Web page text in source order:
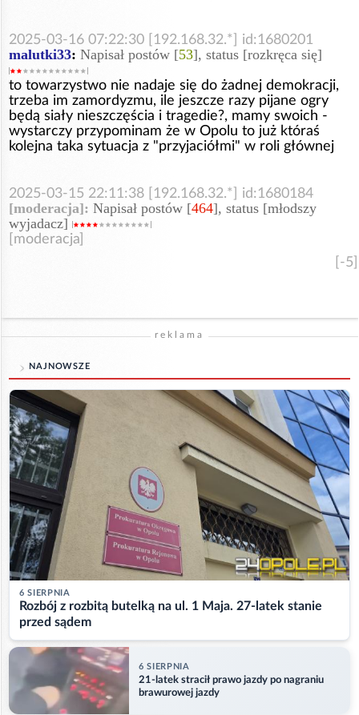
2025-03-16 07:22:30 [192.168.32.*] id:1680201
malutki33: Napisał postów [53], status [rozkręca się]
to towarzystwo nie nadaje się do żadnej demokracji,
trzeba im zamordyzmu, ile jeszcze razy pijane ogry
będą siały nieszczęścia i tragedie?, mamy swoich -
wystarczy przypominam że w Opolu to już któraś
kolejna taka sytuacja z "przyjaciółmi" w roli głównej
2025-03-15 22:11:38 [192.168.32.*] id:1680184
[moderacja]: Napisał postów [464], status [młodszy
wyjadacz]
[moderacja]
[-5]
reklama
NAJNOWSZE
6 SIERPNIA
Rozbój z rozbitą butelką na ul. 1 Maja. 27-latek stanie
przed sądem
6 SIERPNIA
21-latek stracił prawo jazdy po nagraniu
brawurowej jazdy